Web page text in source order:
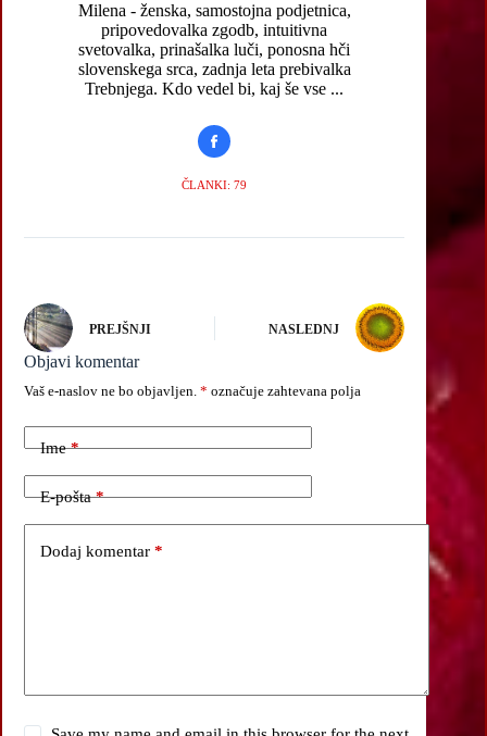
Milena - ženska, samostojna podjetnica,
pripovedovalka zgodb, intuitivna
svetovalka, prinašalka luči, ponosna hči
slovenskega srca, zadnja leta prebivalka
Trebnjega. Kdo vedel bi, kaj še vse ...
ČLANKI: 79
PREJŠNJI NASLEDNJ
Objavi komentar
Vaš e-naslov ne bo objavljen. * označuje zahtevana polja
Ime*
E-pošta*
Dodaj komentar *